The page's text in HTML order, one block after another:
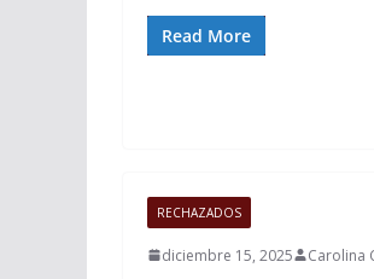
Read More
RECHAZADOS
diciembre 15, 2025 Carolina